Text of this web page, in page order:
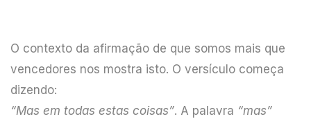
O contexto da afirmação de que somos mais que
vencedores nos mostra isto. O versículo começa
dizendo:
“Mas em todas estas coisas”. A palavra “mas”